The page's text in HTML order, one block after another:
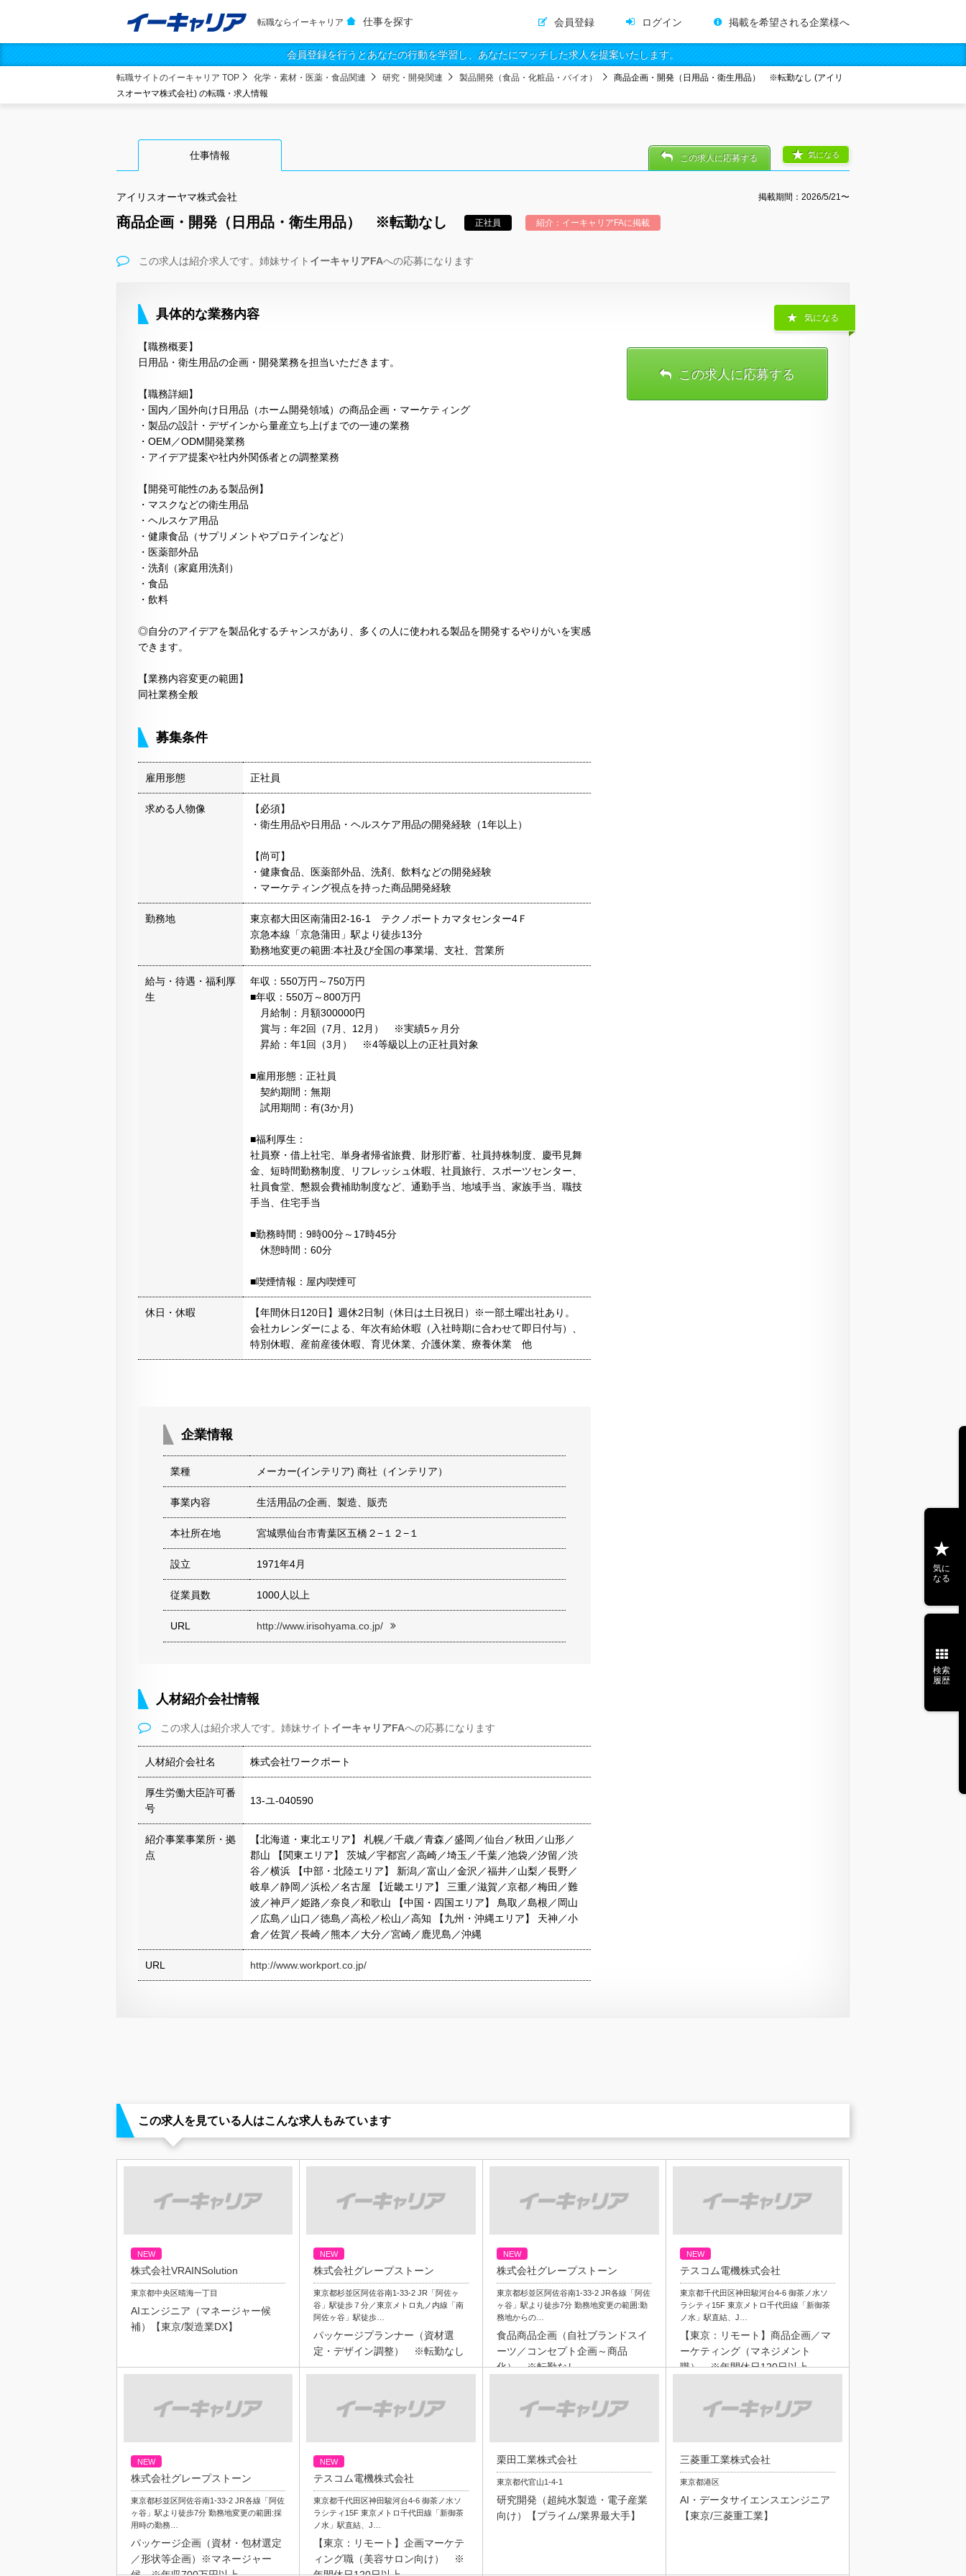
転職ならイーキャリア 仕事を探す 会員登録 ログイン 掲載を希望される企業様へ
会員登録を行うとあなたの行動を学習し、あなたにマッチした求人を提案いたします。
転職サイトのイーキャリア TOP 化学・素材・医薬・食品関連 研究・開発関連 製品開発（食品・化粧品・バイオ）
商品企画・開発（日用品・衛生用品） ※転勤なし (アイリ
スオーヤマ株式会社) の転職・求人情報
仕事情報
アイリスオーヤマ株式会社 掲載期間：2026/5/21〜
商品企画・開発（日用品・衛生用品） ※転勤なし 正社員 紹介：イーキャリアFAに掲載
気になる
この求人に応募する
この求人は紹介求人です。姉妹サイト イーキャリアFAへの応募になります
具体的な業務内容
【職務概要】
日用品・衛生用品の企画・開発業務を担当いただきます。
【職務詳細】
・国内／国外向け日用品（ホーム開発領域）の商品企画・マーケティング
・製品の設計・デザインから量産立ち上げまでの一連の業務
・OEM／ODM開発業務
・アイデア提案や社内外関係者との調整業務
【開発可能性のある製品例】
・マスクなどの衛生用品
・ヘルスケア用品
・健康食品（サプリメントやプロテインなど）
・医薬部外品
・洗剤（家庭用洗剤）
・食品
・飲料
◎自分のアイデアを製品化するチャンスがあり、多くの人に使われる製品を開発するやりがいを実感
できます。
【業務内容変更の範囲】
同社業務全般
募集条件
雇用形態 正社員
求める人物像
【必須】
・衛生用品や日用品・ヘルスケア用品の開発経験（1年以上）
【尚可】
・健康食品、医薬部外品、洗剤、飲料などの開発経験
・マーケティング視点を持った商品開発経験
勤務地
東京都大田区南蒲田2-16-1 テクノポートカマタセンター4Ｆ
京急本線「京急蒲田」駅より徒歩13分
勤務地変更の範囲:本社及び全国の事業場、支社、営業所
給与・待遇・福利厚
生
年収：550万円～750万円
■年収：550万～800万円
月給制：月額300000円
賞与：年2回（7月、12月） ※実績5ヶ月分
昇給：年1回（3月） ※4等級以上の正社員対象
■雇用形態：正社員
契約期間：無期
試用期間：有(3か月)
■福利厚生：
社員寮・借上社宅、単身者帰省旅費、財形貯蓄、社員持株制度、慶弔見舞
金、短時間勤務制度、リフレッシュ休暇、社員旅行、スポーツセンター、
社員食堂、懇親会費補助制度など、通勤手当、地域手当、家族手当、職技
手当、住宅手当
■勤務時間：9時00分～17時45分
休憩時間：60分
■喫煙情報：屋内喫煙可
休日・休暇
【年間休日120日】週休2日制（休日は土日祝日）※一部土曜出社あり。
会社カレンダーによる、年次有給休暇（入社時期に合わせて即日付与）、
特別休暇、産前産後休暇、育児休業、介護休業、療養休業 他
企業情報
業種 メーカー(インテリア) 商社（インテリア）
事業内容 生活用品の企画、製造、販売
本社所在地 宮城県仙台市青葉区五橋２−１２−１
設立 1971年4月
従業員数 1000人以上
URL http://www.irisohyama.co.jp/
人材紹介会社情報
この求人は紹介求人です。姉妹サイト イーキャリアFAへの応募になります
人材紹介会社名 株式会社ワークポート
厚生労働大臣許可番
号
13-ユ-040590
紹介事業事業所・拠
点
【北海道・東北エリア】 札幌／千歳／青森／盛岡／仙台／秋田／山形／
郡山 【関東エリア】 茨城／宇都宮／高崎／埼玉／千葉／池袋／汐留／渋
谷／横浜 【中部・北陸エリア】 新潟／富山／金沢／福井／山梨／長野／
岐阜／静岡／浜松／名古屋 【近畿エリア】 三重／滋賀／京都／梅田／難
波／神戸／姫路／奈良／和歌山 【中国・四国エリア】 鳥取／島根／岡山
／広島／山口／徳島／高松／松山／高知 【九州・沖縄エリア】 天神／小
倉／佐賀／長崎／熊本／大分／宮崎／鹿児島／沖縄
URL http://www.workport.co.jp/
気になる
この求人に応募する
この求人を見ている人はこんな求人もみています
NEW
株式会社VRAINSolution
東京都中央区晴海一丁目
AIエンジニア（マネージャー候
補）【東京/製造業DX】
NEW
株式会社グレープストーン
東京都杉並区阿佐谷南1-33-2 JR「阿佐ヶ
谷」駅徒歩７分／東京メトロ丸ノ内線「南
阿佐ヶ谷」駅徒歩…
パッケージプランナー（資材選
定・デザイン調整） ※転勤なし
NEW
株式会社グレープストーン
東京都杉並区阿佐谷南1-33-2 JR各線「阿佐
ヶ谷」駅より徒歩7分 勤務地変更の範囲:勤
務地からの…
食品商品企画（自社ブランドスイ
ーツ／コンセプト企画～商品
化） ※転勤なし
NEW
テスコム電機株式会社
東京都千代田区神田駿河台4-6 御茶ノ水ソ
ラシティ15F 東京メトロ千代田線「新御茶
ノ水」駅直結、J…
【東京：リモート】商品企画／マ
ーケティング（マネジメント
職） ※年間休日120日以上
NEW
株式会社グレープストーン
東京都杉並区阿佐谷南1-33-2 JR各線「阿佐
ヶ谷」駅より徒歩7分 勤務地変更の範囲:採
用時の勤務…
パッケージ企画（資材・包材選定
／形状等企画）※マネージャー
NEW
テスコム電機株式会社
東京都千代田区神田駿河台4-6 御茶ノ水ソ
ラシティ15F 東京メトロ千代田線「新御茶
ノ水」駅直結、J…
【東京：リモート】企画マーケテ
ィング職（美容サロン向け） ※
栗田工業株式会社
東京都代官山1-4-1
研究開発（超純水製造・電子産業
向け）【プライム/業界最大手】
三菱重工業株式会社
東京都港区
AI・データサイエンスエンジニア
【東京/三菱重工業】
気に
なる
検索
履歴